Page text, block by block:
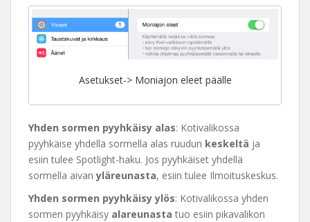
Asetukset-> Moniajon eleet päälle
Yhden sormen pyyhkäisy alas: Kotivalikossa
pyyhkäise yhdellä sormella alas ruudun keskeltä ja
esiin tulee Spotlight-haku. Jos pyyhkäiset yhdellä
sormella aivanyläreunasta, esiin tulee Ilmoituskeskus.
Yhden sormen pyyhkäisy ylös: Kotivalikossa yhden
sormen pyyhkäisy alareunasta tuo esiin pikavalikon